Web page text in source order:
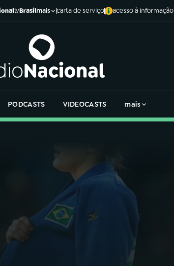
tvBrasilmais carta de serviço acesso à informação
PODCASTS VIDEOCASTS mais